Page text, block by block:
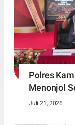
Polres
Menonjol
Juli 21, 2026